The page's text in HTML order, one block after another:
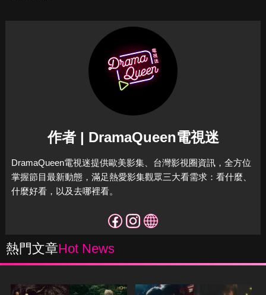
作者 | DramaQueen電視迷
DramaQueen電視迷提供歐美影集、台灣影視圈資訊，全方位
掌握節目最新動態，滿足熱愛影集觀眾三大看需求：看什麼、
什麼好看，以及去哪裡看。
熱門文章Hot News